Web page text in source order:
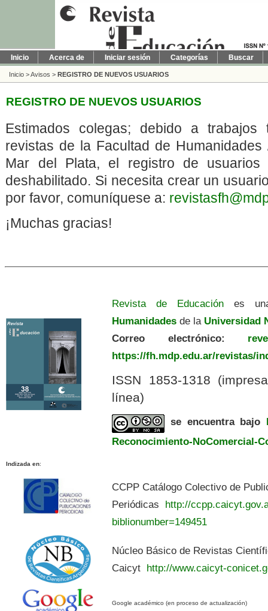
Inicio Acerca de Iniciar sesión Categorías Buscar
Inicio >Avisos > REGISTRO DE NUEVOS USUARIOS
REGISTRO DE NUEVOS USUARIOS
Estimados colegas; debido a
revistas de la Facultad de
Mar del Plata, el registro de usuarios
deshabilitado. Si necesita crear un
por favor, comuníquese a:
¡Muchas gracias!
Revista de Educación es
Humanidades de la Universidad
Correo electrónico:
https://fh.mdp.edu.ar/revistas/
ISSN 1853-1318
línea)
se encuentra bajo
Reconocimiento-NoComercial-
Indizada en:
CCPP Catálogo Colectivo de
Periódicas http://
biblionumber=149451
Núcleo Básico de Revistas
Caicyt http://www.caicyt-
Google académico (en proceso de actualización)